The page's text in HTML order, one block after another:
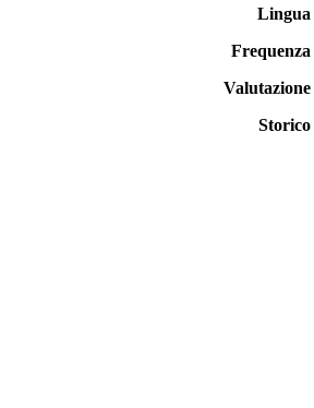
Lingua
Frequenza
Valutazione
Storico